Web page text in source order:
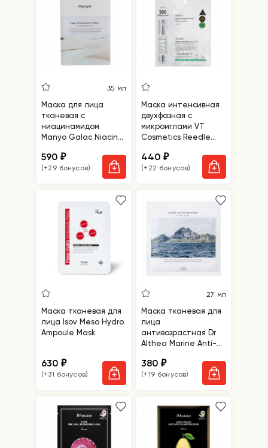
35 мл
Маска для лица
тканевая с
ниацинамидом
Manyo Galac Niacin
590₽
(+29 бонусов)
Маска интенсивная
двухфазная с
микроиглами VT
Cosmetics Reedle
440₽
(+22 бонусов)
Маска тканевая для
лица Isov Meso Hydro
Ampoule Mask
630₽
(+31 бонусов)
27 мл
Маска тканевая для
лица
антивозрастная Dr
Althea Marine Anti-
380₽
(+19 бонусов)